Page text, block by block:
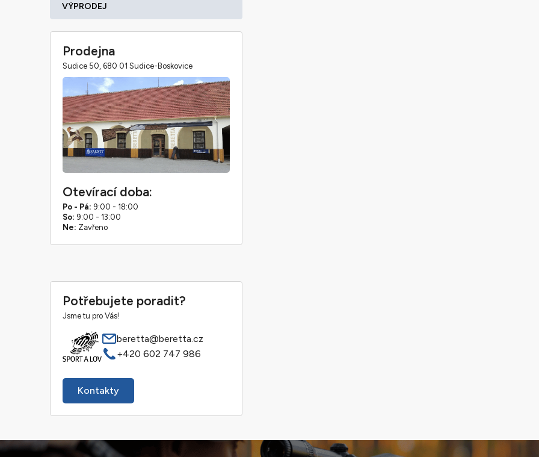
VÝPRODEJ
Prodejna
Sudice 50, 680 01 Sudice-Boskovice
Otevírací doba:
Po - Pá: 9:00 - 18:00
So: 9:00 - 13:00
Ne: Zavřeno
Potřebujete poradit?
Jsme tu pro Vás!
beretta@beretta.cz
+420 602 747 986
Kontakty